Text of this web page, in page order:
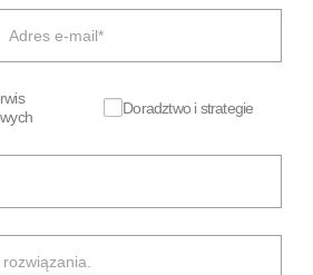
Doradztwo i strategie